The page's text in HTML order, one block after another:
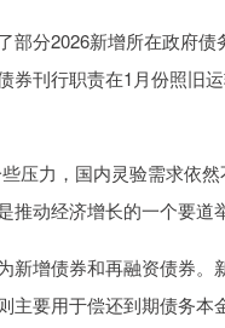
部分2026新增所在政府
券刊行职责在1月份照旧
压力，国内灵验需求依
动经济增长的一个要道
新增债券和再融资债券
要用于偿还到期债务本